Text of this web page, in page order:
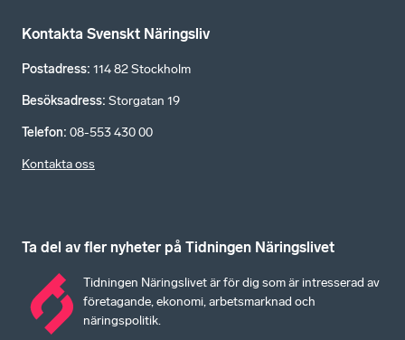
Kontakta Svenskt Näringsliv
Postadress: 114 82 Stockholm
Besöksadress: Storgatan 19
Telefon: 08-553 430 00
Kontakta oss
Ta del av fler nyheter på Tidningen Näringslivet
Tidningen Näringslivet är för dig som är intresserad av
företagande, ekonomi, arbetsmarknad och
näringspolitik.